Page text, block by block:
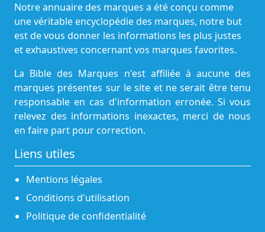
Notre annuaire des marques a été conçu comme
une véritable encyclopédie des marques, notre but
est de vous donner les informations les plus justes
et exhaustives concernant vos marques favorites.
La Bible des Marques n'est affiliée à aucune des
marques présentes sur le site et ne serait être tenu
responsable en cas d'information erronée. Si vous
relevez des informations inexactes, merci de nous
en faire part pour correction.
Liens utiles
Mentions légales
Conditions d'utilisation
Politique de confidentialité